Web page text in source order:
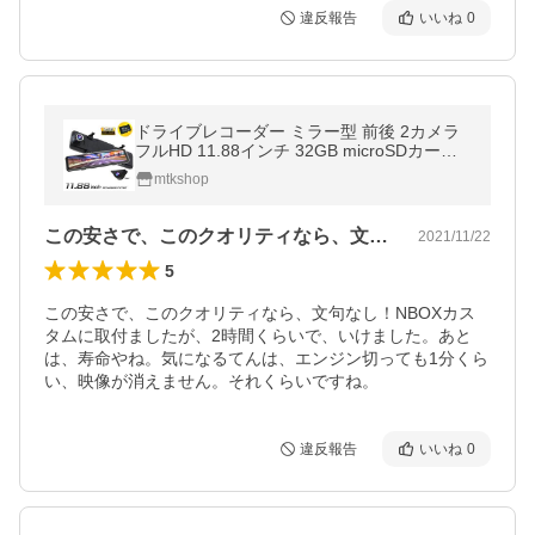
違反報告 いいね 0
ドライブレコーダー ミラー型 前後 2カメラ
フルHD 11.88インチ 32GB microSDカード
付 デジタルインナーミラー 駐車監視
mtkshop
この安さで、このクオリティなら、文句な… 2021/11/22
5
この安さで、このクオリティなら、文句なし！NBOXカス
タムに取付ましたが、2時間くらいで、いけました。あと
は、寿命やね。気になるてんは、エンジン切っても1分くら
い、映像が消えません。それくらいですね。
違反報告 いいね 0